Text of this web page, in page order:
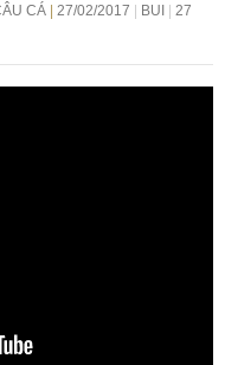
CÁ 27/02/2017 BUI
27